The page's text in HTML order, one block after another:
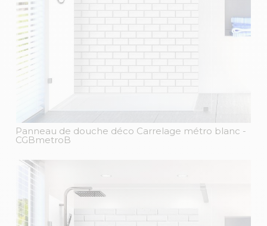
Panneau de douche déco Carrelage métro blanc -
CGBmetroB